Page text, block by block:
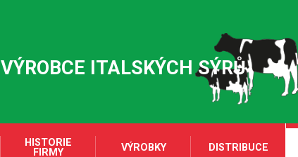
VÝROBCE ITALSKÝCH SÝRŮ
HISTORIE
FIRMY
VÝROBKY DISTRIBUCE